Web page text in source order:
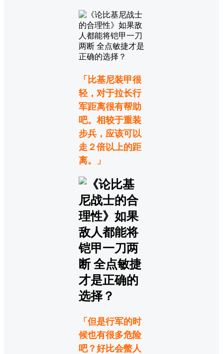
「比基尼装甲很
轻，对于拉长行
军距离很有帮助
吧。相较于重装
步兵，应该可以
走２倍以上的距
离。」
「但是行军的时
候也有很多危险
吧？好比会螫人